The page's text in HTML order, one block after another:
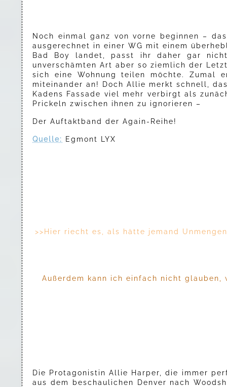
Noch einmal ganz von vorne beginnen –
ausgerechnet in einer WG mit einem
Bad Boy landet, passt ihr daher gar
unverschämten Art aber so ziemlich der
sich eine Wohnung teilen möchte. Zumal
miteinander an! Doch Allie merkt schnell,
Kadens Fassade viel mehr verbirgt als
Prickeln zwischen ihnen zu ignorieren –
Der Auftaktband der Again-Reihe!
Quelle: Egmont LYX
>>Hier riecht es, als hätte jemand
Außerdem kann ich einfach nicht
Die Protagonistin Allie Harper, die immer
aus dem beschaulichen Denver nach